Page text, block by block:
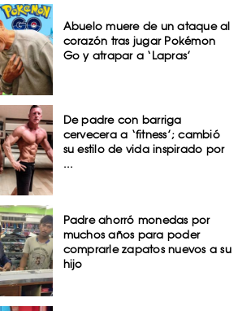
Abuelo muere de un ataque al
corazón tras jugar Pokémon
Go y atrapar a ‘Lapras’
De padre con barriga
cervecera a ‘fitness’; cambió
su estilo de vida inspirado por
...
Padre ahorró monedas por
muchos años para poder
comprarle zapatos nuevos a su
hijo